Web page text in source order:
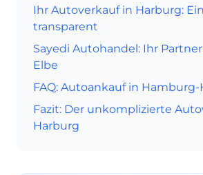
Ihr Autoverkauf in Harburg:
transparent
Sayedi Autohandel: Ihr
Elbe
FAQ: Autoankauf in
Fazit: Der unkomplizierte
Harburg